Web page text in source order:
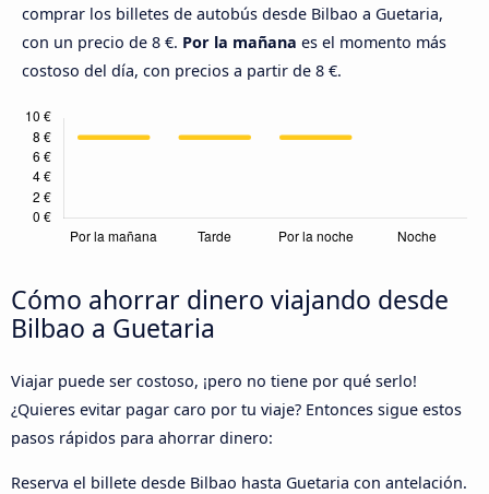
comprar los billetes de autobús desde Bilbao a Guetaria,
con un precio de 8 €. Por la mañana es el momento más
costoso del día, con precios a partir de 8 €.
Cómo ahorrar dinero viajando desde
Bilbao a Guetaria
Viajar puede ser costoso, ¡pero no tiene por qué serlo!
¿Quieres evitar pagar caro por tu viaje? Entonces sigue estos
pasos rápidos para ahorrar dinero:
Reserva el billete desde Bilbao hasta Guetaria con antelación.